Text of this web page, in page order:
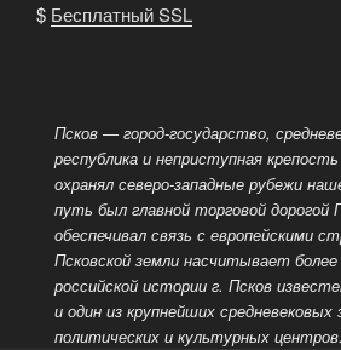
$ Бесплатный SSL
Псков — город-государство,
республика и неприступная
охранял северо-западные рубежи
путь был главной торговой дорогой
обеспечивал связь с европейскими
Псковской земли насчитывает
российской истории г. Псков
и один из крупнейших средневековых
политических и культурных центров.